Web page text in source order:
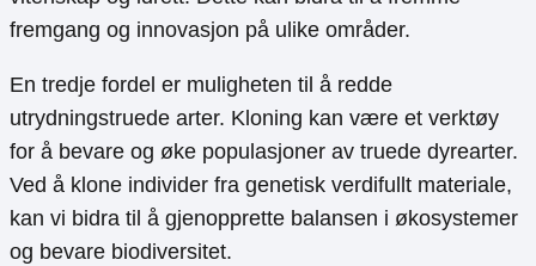
fremgang og innovasjon på ulike områder.
En tredje fordel er muligheten til å redde
utrydningstruede arter. Kloning kan være et verktøy
for å bevare og øke populasjoner av truede dyrearter.
Ved å klone individer fra genetisk verdifullt materiale,
kan vi bidra til å gjenopprette balansen i økosystemer
og bevare biodiversitet.